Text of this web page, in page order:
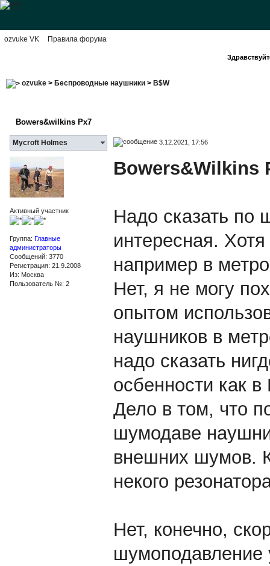
ozvuke VK Правила форума
ozvuke> Беспроводные наушники> B$W
Bowers&wilkins Px7
Mycroft Holmes 3.12.2021, 17:56
Активный участник
Группа: Главные
администраторы
Сообщений: 3770
Регистрация: 21.9.2008
Из: Москва
Пользователь №: 2
Bowers&Wilkins
Надо сказать по
интересная.
например в
Нет, я не могу
опытом
наушников в
надо сказать
осбенности как в
Дело в том, что
шумодаве
внешних шумов.
некого
Нет, конечно,
шумоподавление